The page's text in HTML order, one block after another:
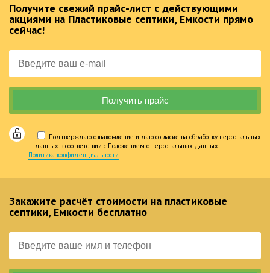
Получите свежий прайс-лист с действующими
акциями на Пластиковые септики, Емкости прямо
сейчас!
Подтверждаю ознакомление и даю согласие на обработку персональных
данных в соответствии с Положением о персональных данных.
Политика конфиденциальности
Закажите расчёт стоимости на пластиковые
септики, Емкости бесплатно